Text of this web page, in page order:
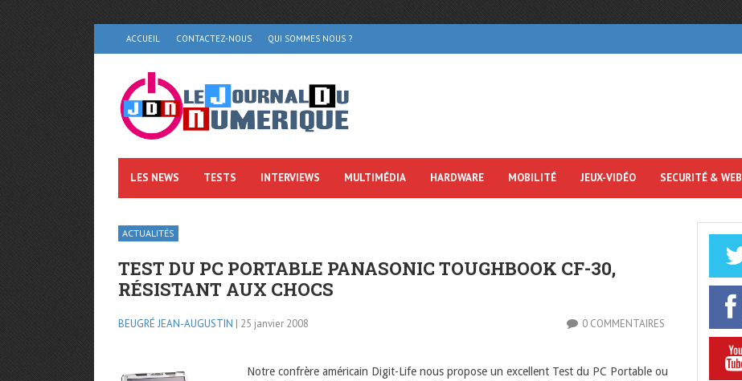
ACCUEIL CONTACTEZ-NOUS QUI SOMMES NOUS ?
LES NEWS TESTS INTERVIEWS MULTIMÉDIA HARDWARE MOBILITÉ JEUX-VIDÉO SECURITÉ & WEB
ACTUALITÉS
TEST DU PC PORTABLE PANASONIC TOUGHBOOK CF-30,
RÉSISTANT AUX CHOCS
BEUGRÉ JEAN-AUGUSTIN | 25 janvier 2008 0 COMMENTAIRES
Notre confrère américain Digit-Life nous propose un excellent Test du PC Portable ou